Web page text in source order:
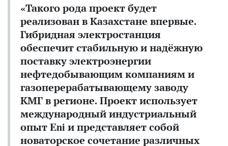
«Такого рода проект будет
реализован в Казахстане впервые.
Гибридная электростанция
обеспечит стабильную и надёжную
поставку электроэнергии
нефтедобывающим компаниям и
газоперерабатывающему заводу
КМГ в регионе. Проект использует
международный индустриальный
опыт Eni и представляет собой
новаторское сочетание различных